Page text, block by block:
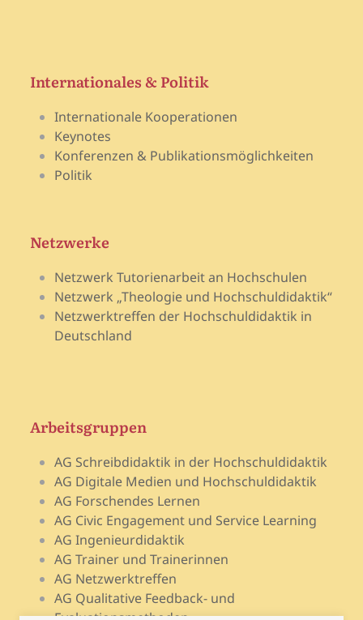
Internationales & Politik
Internationale Kooperationen
Keynotes
Konferenzen & Publikationsmöglichkeiten
Politik
Netzwerke
Netzwerk Tutorienarbeit an Hochschulen
Netzwerk „Theologie und Hochschuldidaktik“
Netzwerktreffen der Hochschuldidaktik in
Deutschland
Arbeitsgruppen
AG Schreibdidaktik in der Hochschuldidaktik
AG Digitale Medien und Hochschuldidaktik
AG Forschendes Lernen
AG Civic Engagement und Service Learning
AG Ingenieurdidaktik
AG Trainer und Trainerinnen
AG Netzwerktreffen
AG Qualitative Feedback- und